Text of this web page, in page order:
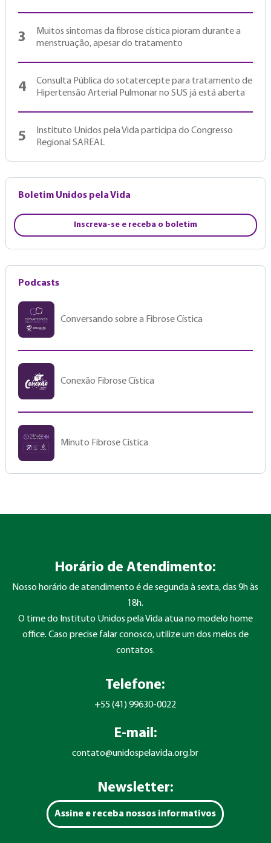
3
Muitos sintomas da fibrose cística pioram durante a
menstruação, apesar do tratamento
4
Consulta Pública do sotatercepte para tratamento de
Hipertensão Arterial Pulmonar no SUS já está aberta
5
Instituto Unidos pela Vida participa do Congresso
Regional SAREAL
Boletim Unidos pela Vida
Inscreva-se e receba o boletim
Podcasts
Conversando sobre a Fibrose Cística
Conexão Fibrose Cística
Minuto Fibrose Cística
Horário de Atendimento:
Nosso horário de atendimento é de segunda à sexta, das 9h às
18h.
O time do Instituto Unidos pela Vida atua no modelo home
office. Caso precise falar conosco, utilize um dos meios de
contatos.
Telefone:
+55 (41) 99630-0022
E-mail:
contato@unidospelavida.org.br
Newsletter:
Assine e receba nossos informativos